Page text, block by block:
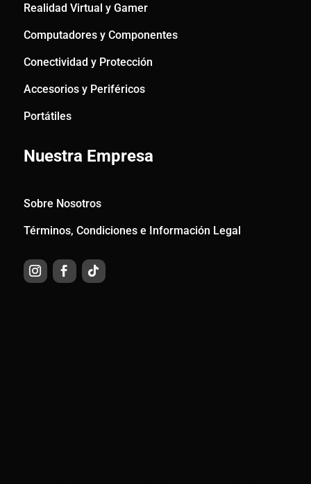
Realidad Virtual y Gamer
Computadores y Componentes
Conectividad y Protección
Accesorios y Periféricos
Portátiles
Nuestra Empresa
Sobre Nosotros
Términos, Condiciones e Información Legal